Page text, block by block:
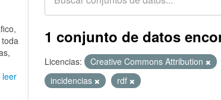
1 conjunto de datos
Licencias: Creative Commons Attribution
incidencias
rdf
leer